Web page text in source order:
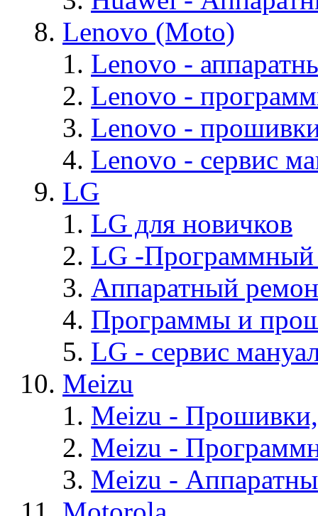
Lenovo (Moto)
Lenovo -
Lenovo -
Lenovo -
Lenovo - cервис
LG
LG для новичков
LG -Программный
Аппаратный
Программы и
LG - cервис
Meizu
Meizu -
Meizu -
Meizu -